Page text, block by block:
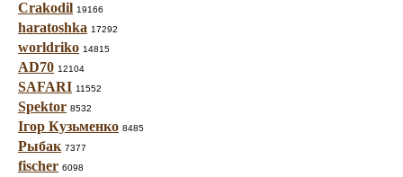
Crakodil 19166
haratoshka 17292
worldriko 14815
AD70 12104
SAFARI 11552
Spektor 8532
Ігор Кузьменко 8485
Рыбак 7377
fischer 6098